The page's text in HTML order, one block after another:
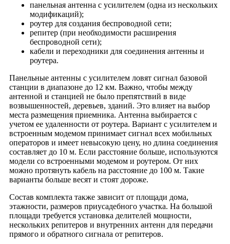
Столица
Сущевский
Таганский
Тексамо
Теплый стан
Технопарк Орбита
Технопарк Цвет
Тимирязевский
Тишинка
Три Кита
Тройка
Турас
Угрешский
Фестиваль
Филион
Флеш Ланж
панельная антенна с усилителем (одна из нескольких
модификаций);
роутер для создания беспроводной сети;
репитер (при необходимости расширения
беспроводной сети);
кабели и переходники для соединения антенны и
роутера.
Панельные антенны с усилителем ловят сигнал базовой
станции в диапазоне до 12 км. Важно, чтобы между
антенной и станцией не было препятствий в виде
возвышенностей, деревьев, зданий. Это влияет на выбор
места размещения приемника. Антенна выбирается с
учетом ее удаленности от роутера. Вариант с усилителем и
встроенным модемом принимает сигнал всех мобильных
операторов и имеет невысокую цену, но длина соединения
составляет до 10 м. Если расстояние больше, используются
модели со встроенными модемом и роутером. От них
можно протянуть кабель на расстояние до 100 м. Такие
варианты больше весят и стоят дороже.
Состав комплекта также зависит от площади дома,
этажности, размеров приусадебного участка. На большой
площади требуется установка делителей мощности,
нескольких репитеров и внутренних антенн для передачи
прямого и обратного сигнала от репитеров.